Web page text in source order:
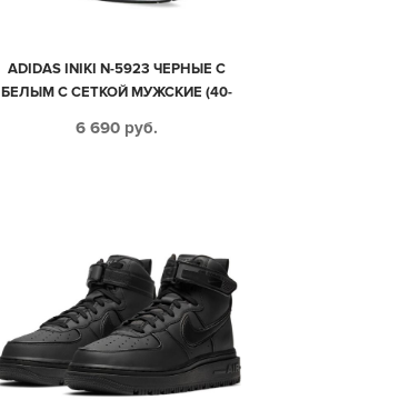
ADIDAS INIKI N-5923 ЧЕРНЫЕ С
БЕЛЫМ С СЕТКОЙ МУЖСКИЕ (40-
6 690 руб.